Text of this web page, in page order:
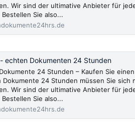
Wir sind der ultimative Anbieter für
Sie also...
echten Dokumenten 24 Stunden
24 Stunden – Kaufen Sie
Dokumente 24 Stunden müssen Sie
Wir sind der ultimative Anbieter für
Sie also...